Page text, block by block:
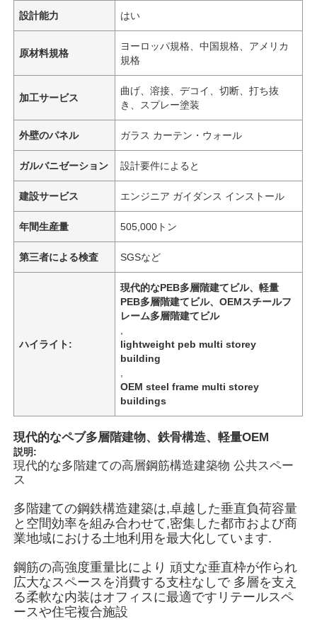
ホーム
製品
設計能力 はい
原材料規格
ヨーロッパ規格、中国規格、アメリカ
規格
加工サービス
曲げ、溶接、デコイ、切断、打ち抜
き、スプレー塗装
外壁のパネル ガラス カーテン・ウォール
ガルバニゼーション 設計要件によると
建設サービス エンジニア ガイダンス インストール
年間生産量 505,000トン
第三者による検査 SGSなど
ハイライト:
現代的なPEB多層階建てビル、軽量
PEB多層階建てビル、OEMスチールフ
レーム多層階建てビル
lightweight peb multi storey
building
OEM steel frame multi storey
buildings
現代的なペブ多層階建物、鉄骨構造、軽量OEM
説明:
現代的な多階建ての高層鋼筋構造建築物 公共スペー
ス
多階建ての鋼鉄構造建築は,卓越した垂直負荷容量
と空間効率を組み合わせて,密集した都市および商
業地域における土地利用を最大化しています.
鋼筋の高強度重量比により 頑丈な垂直枠が作られ
広大なスペースを消費する支柱なしで 多層を支え
る柔軟な内装はオフィスに最適ですリテールスペ
ースや住宅複合施設